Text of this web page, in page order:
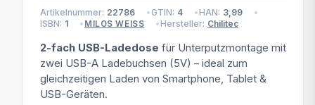
Artikelnummer: 22786 GTIN: 4 HAN: 3,99
ISBN: 1 MILOS WEISS Hersteller: Chilitec
2-fach USB-Ladedose für Unterputzmontage mit
zwei USB-A Ladebuchsen (5V) – ideal zum
gleichzeitigen Laden von Smartphone, Tablet &
USB-Geräten.